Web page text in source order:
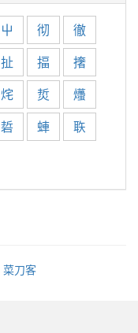
屮 彻
徹
扯 揊
撦
烢 烲
爡
硩 蛼
聅
菜刀客